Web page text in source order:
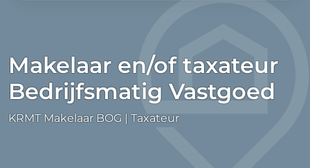
Makelaar en/of taxateur
Bedrijfsmatig Vastgoed
KRMT Makelaar BOG Taxateur